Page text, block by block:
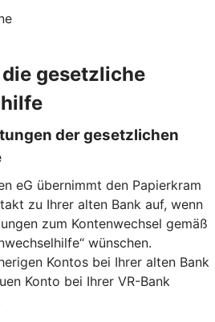
gesetzliche
der gesetzlichen
eG übernimmt den Papierkram
zu Ihrer alten Bank auf, wenn
zum Kontenwechsel gemäß
wünschen.
Kontos bei Ihrer alten Bank
Konto bei Ihrer VR-Bank